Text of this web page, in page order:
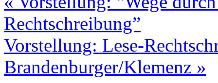
Rechtschreibung”
Vorstellung: Lese-
Brandenburger/Klemenz »